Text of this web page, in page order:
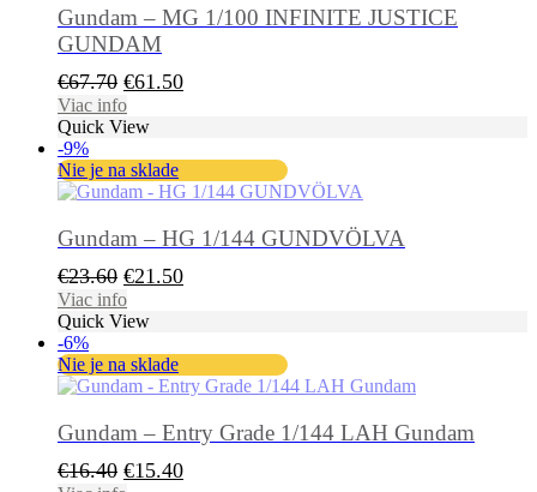
Gundam – MG 1/100 INFINITE JUSTICE
GUNDAM
€67.70 Pôvodná
cena
bola:
€67.70.
€61.50Aktuálna
€61.50.
Viac info
Quick View
-9%
Nie je na sklade
Gundam – HG 1/144 GUNDVÖLVA
€23.60 Pôvodná
cena
bola:
€23.60.
€21.50Aktuálna
€21.50.
Viac info
Quick View
-6%
Nie je na sklade
Gundam – Entry Grade 1/144 LAH Gundam
€16.40 Pôvodná
€15.40Aktuálna